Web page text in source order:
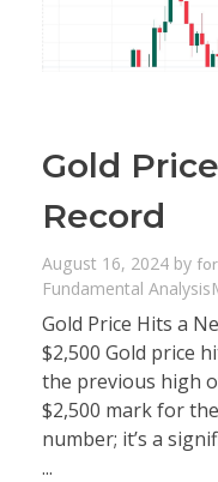
Gold
Record
August 16, 2024 by
Fundamental Analysis
Gold Price Hits a
$2,500 Gold price
the previous high
$2,500 mark for
number; it’s a
...